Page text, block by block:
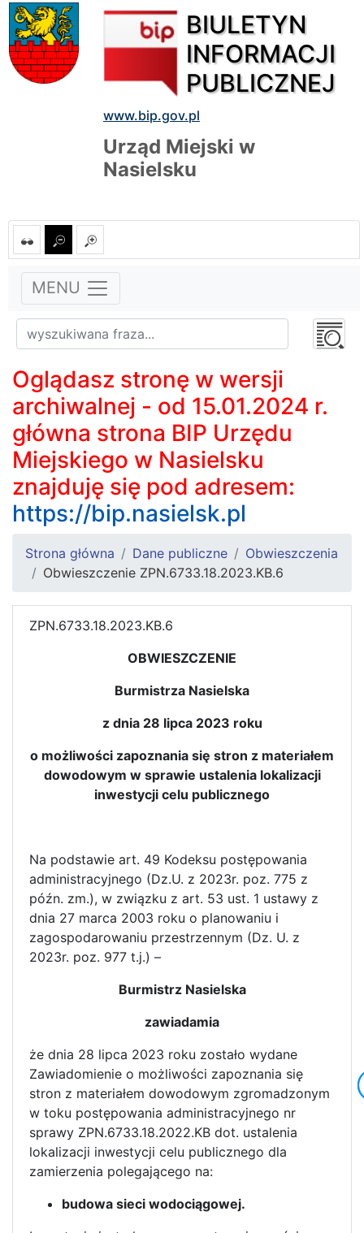
BIULETYN
INFORMACJI
PUBLICZNEJ
www.bip.gov.pl
Urząd Miejski w
Nasielsku
MENU
Oglądasz stronę w wersji
archiwalnej - od 15.01.2024 r.
główna strona BIP Urzędu
Miejskiego w Nasielsku
znajduję się pod adresem:
https://bip.nasielsk.pl
Strona główna Dane publiczne
Obwieszczenia
Obwieszczenie ZPN.6733.18.2023.KB.6
ZPN.6733.18.2023.KB.6
OBWIESZCZENIE
Burmistrza Nasielska
z dnia 28 lipca 2023 roku
o możliwości zapoznania się stron z materiałem
dowodowym w sprawie ustalenia lokalizacji
inwestycji celu publicznego
Na podstawie art. 49 Kodeksu postępowania
administracyjnego (Dz.U. z 2023r. poz. 775 z
późn. zm.), w związku z art. 53 ust. 1 ustawy z
dnia 27 marca 2003 roku o planowaniu i
zagospodarowaniu przestrzennym (Dz. U. z
2023r. poz. 977 t.j.) –
Burmistrz Nasielska
zawiadamia
że dnia 28 lipca 2023 roku zostało wydane
Zawiadomienie o możliwości zapoznania się
stron z materiałem dowodowym zgromadzonym
w toku postępowania administracyjnego nr
sprawy ZPN.6733.18.2022.KB dot. ustalenia
lokalizacji inwestycji celu publicznego dla
zamierzenia polegającego na:
budowa sieci wodociągowej.